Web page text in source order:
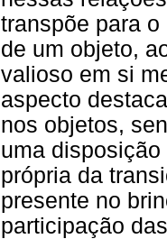
transpõe para
de um objeto,
valioso em si
aspecto
nos objetos,
uma
própria da
presente no
participação